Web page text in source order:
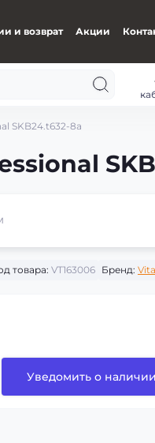
и возврат Акции
SKB24.t632-8a
товара: VT163006 Бренд:
Уведомить о